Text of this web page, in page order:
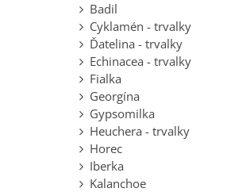
Badil
Cyklamén - trvalky
Ďatelina - trvalky
Echinacea - trvalky
Fialka
Georgína
Gypsomilka
Heuchera - trvalky
Horec
Iberka
Kalanchoe